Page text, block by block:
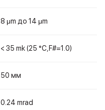
8 μm до 14 μm
< 35 mk (25 °C,F#=1.0)
50 мм
0.24 mrad